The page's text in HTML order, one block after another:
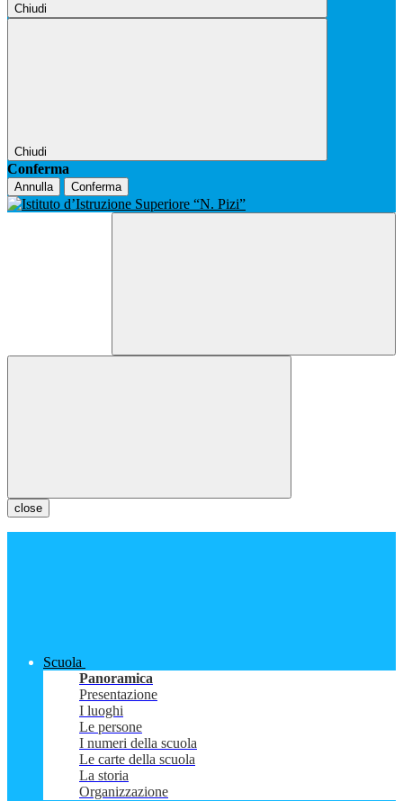
Chiudi
Chiudi
Conferma
Annulla Conferma
close
Scuola
Panoramica
Presentazione
I luoghi
Le persone
I numeri della scuola
Le carte della scuola
La storia
Organizzazione